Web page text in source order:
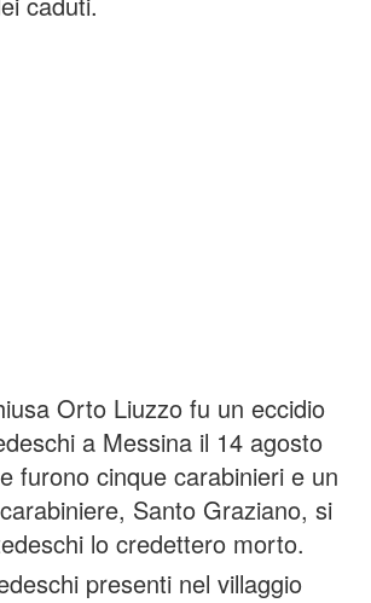
Orto Liuzzo fu un eccidio
a Messina il 14 agosto
furono cinque carabinieri e un
Santo Graziano, si
lo credettero morto.
presenti nel villaggio